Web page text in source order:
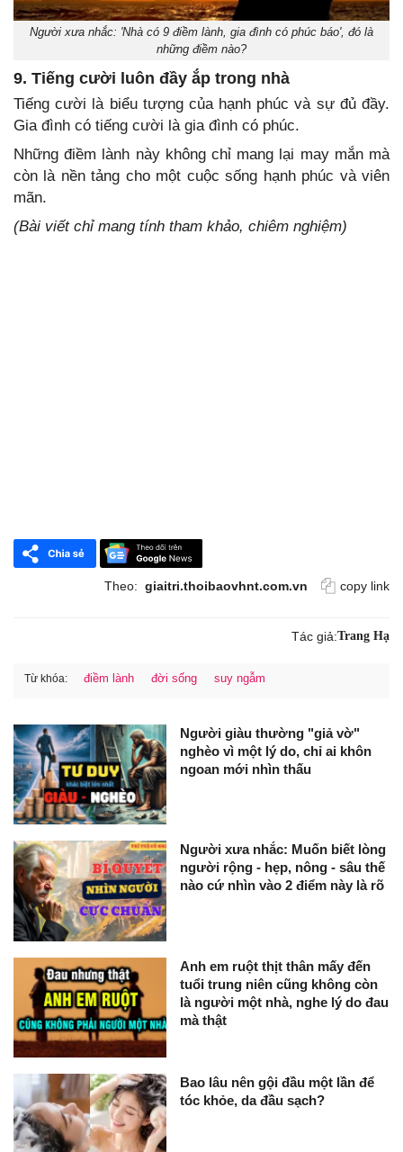
Người xưa nhắc: 'Nhà có 9 điềm lành, gia đình có phúc báo', đó là
những điềm nào?
9. Tiếng cười luôn đầy ắp trong nhà
Tiếng cười là biểu tượng của hạnh phúc và sự đủ đầy.
Gia đình có tiếng cười là gia đình có phúc.
Những điềm lành này không chỉ mang lại may mắn mà
còn là nền tảng cho một cuộc sống hạnh phúc và viên
mãn.
(Bài viết chỉ mang tính tham khảo, chiêm nghiệm)
Theo: giaitri.thoibaovhnt.com.vn copy link
Tác giả:Trang Hạ
Từ khóa: điềm lành đời sống suy ngẫm
Người giàu thường "giả vờ"
nghèo vì một lý do, chỉ ai khôn
ngoan mới nhìn thấu
Người xưa nhắc: Muốn biết lòng
người rộng - hẹp, nông - sâu thế
nào cứ nhìn vào 2 điểm này là rõ
Anh em ruột thịt thân mấy đến
tuổi trung niên cũng không còn
là người một nhà, nghe lý do đau
mà thật
Bao lâu nên gội đầu một lần để
tóc khỏe, da đầu sạch?